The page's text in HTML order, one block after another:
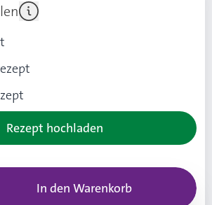
Rezept hochladen
In den Warenkorb